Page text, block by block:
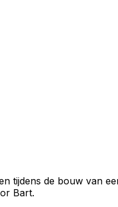
tijdens de bouw van
Bart.